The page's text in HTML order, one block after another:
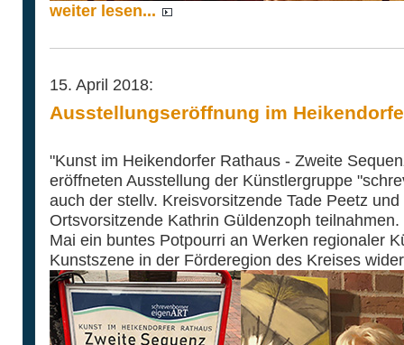
weiter lesen...
15. April 2018:
Ausstellungseröffnung im
"Kunst im Heikendorfer Rathaus - Zweite
eröffneten Ausstellung der Künstlergruppe
auch der stellv. Kreisvorsitzende Tade Peetz
Ortsvorsitzende Kathrin Güldenzoph
Mai ein buntes Potpourri an Werken regionaler
Kunstszene in der Förderegion des Kreises